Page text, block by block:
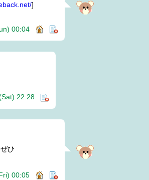
]
00:04
22:28
ひ
00:05